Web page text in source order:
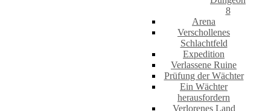
8
Arena
Verschollenes
Schlachtfeld
Expedition
Verlassene Ruine
Prüfung der Wächter
Ein Wächter
herausfordern
Verlorenes Land